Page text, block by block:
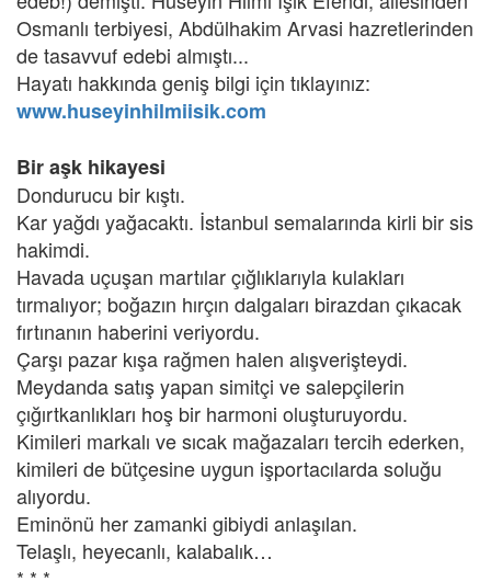
Osmanlı terbiyesi, Abdülhakim Arvasi hazretlerinden
de tasavvuf edebi almıştı...
Hayatı hakkında geniş bilgi için tıklayınız:
www.huseyinhilmiisik.com
Bir aşk hikayesi
Dondurucu bir kıştı.
Kar yağdı yağacaktı. İstanbul semalarında kirli bir sis
hakimdi.
Havada uçuşan martılar çığlıklarıyla kulakları
tırmalıyor; boğazın hırçın dalgaları birazdan çıkacak
fırtınanın haberini veriyordu.
Çarşı pazar kışa rağmen halen alışverişteydi.
Meydanda satış yapan simitçi ve salepçilerin
çığırtkanlıkları hoş bir harmoni oluşturuyordu.
Kimileri markalı ve sıcak mağazaları tercih ederken,
kimileri de bütçesine uygun işportacılarda soluğu
alıyordu.
Eminönü her zamanki gibiydi anlaşılan.
Telaşlı, heyecanlı, kalabalık…